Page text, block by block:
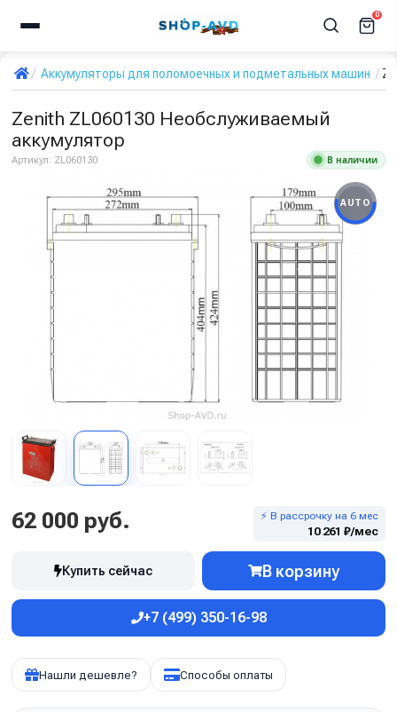
0
Аккумуляторы для поломоечных и подметальных машин
Zenith ZL060130 Необслуживаемый
аккумулятор
Артикул: ZL060130 В наличии
AUTO
62 000 руб. ⚡ В рассрочку на 6 мес
10 261 ₽/мес
Купить сейчас В корзину
+7 (499) 350-16-98
Нашли дешевле? Способы оплаты